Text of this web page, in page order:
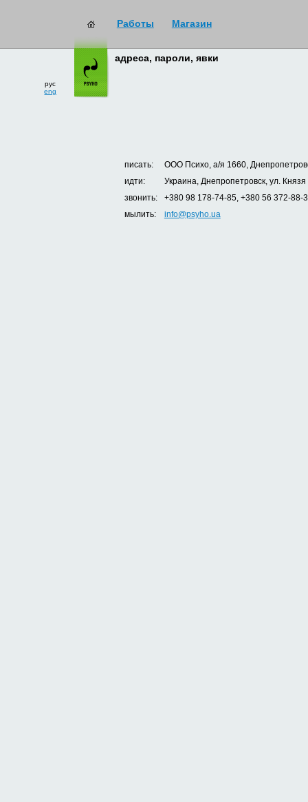
Работы Магазин
рус
eng
адреса, пароли, явки
писать:
ООО Психо, а/я 1660,
идти:
Украина, Днепропетровск, ул.
звонить:
+380 98 178-74-85, +380 56 372-88-
мылить:
info@psyho.ua